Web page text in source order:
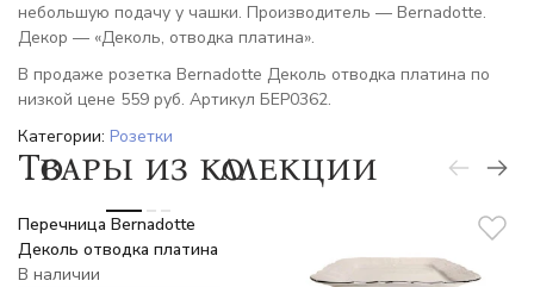
небольшую подачу у чашки. Производитель — Bernadotte.
Декор — «Деколь, отводка платина».
В продаже розетка Bernadotte Деколь отводка платина по
низкой цене 559 руб. Артикул БЕР0362.
Категории: Розетки
Товары из коллекции
Перечница Bernadotte
Деколь отводка платина
В наличии